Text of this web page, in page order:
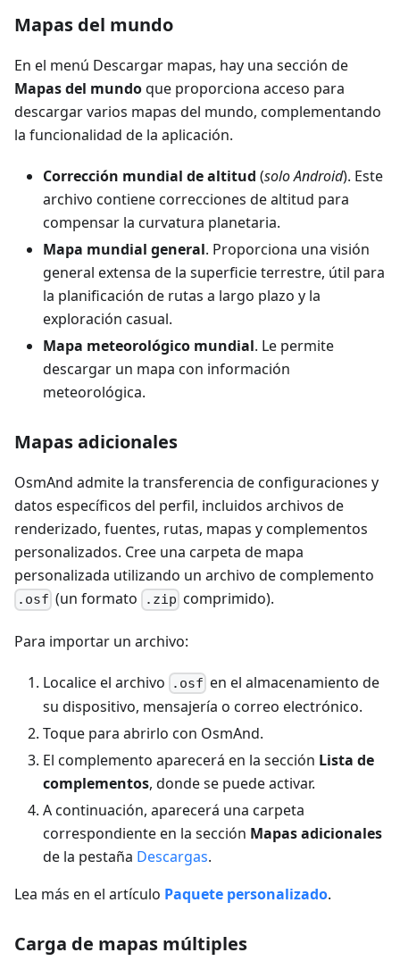
Mapas del mundo
En el menú Descargar mapas, hay una sección de
Mapas del mundoque proporciona acceso para
descargar varios mapas del mundo, complementando
la funcionalidad de la aplicación.
Corrección mundial de altitud (solo Android). Este
archivo contiene correcciones de altitud para
compensar la curvatura planetaria.
Mapa mundial general. Proporciona una visión
general extensa de la superficie terrestre, útil para
la planificación de rutas a largo plazo y la
exploración casual.
Mapa meteorológico mundial. Le permite
descargar un mapa con información
meteorológica.
Mapas adicionales
OsmAnd admite la transferencia de configuraciones y
datos específicos del perfil, incluidos archivos de
renderizado, fuentes, rutas, mapas y complementos
personalizados. Cree una carpeta de mapa
personalizada utilizando un archivo de complemento
.osf (un formato .zip comprimido).
Para importar un archivo:
Localice el archivo .osf en el almacenamiento de
su dispositivo, mensajería o correo electrónico.
Toque para abrirlo con OsmAnd.
El complemento aparecerá en la sección Lista de
complementos, donde se puede activar.
A continuación, aparecerá una carpeta
correspondiente en la sección Mapas adicionales
de la pestaña Descargas.
Lea más en el artículo Paquete personalizado.
Carga de mapas múltiples